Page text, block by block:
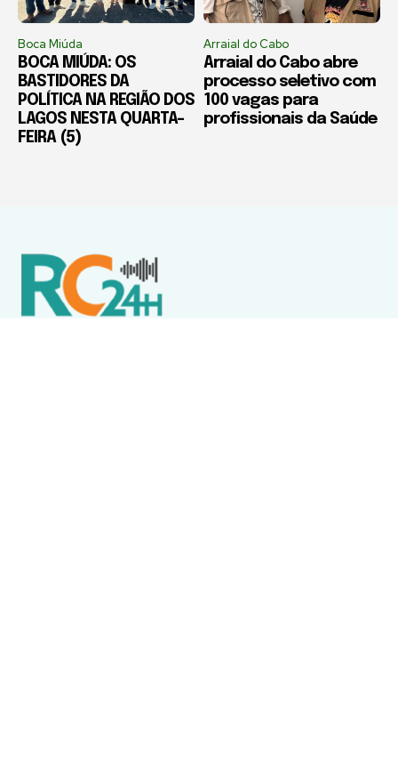
Boca Miúda
BOCA MIÚDA: OS
BASTIDORES DA
POLÍTICA NA REGIÃO DOS
LAGOS NESTA QUARTA-
FEIRA (5)
Arraial do Cabo
Arraial do Cabo abre
processo seletivo com
100 vagas para
profissionais da Saúde